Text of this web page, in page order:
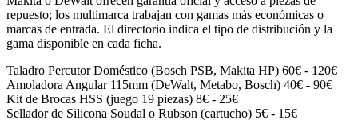
repuesto; los multimarca trabajan con gamas más económicas o
marcas de entrada. El directorio indica el tipo de distribución y la
gama disponible en cada ficha.
Taladro Percutor Doméstico (Bosch PSB, Makita HP) 60€ - 120€
Amoladora Angular 115mm (DeWalt, Metabo, Bosch) 40€ - 90€
Kit de Brocas HSS (juego 19 piezas) 8€ - 25€
Sellador de Silicona Soudal o Rubson (cartucho) 5€ - 15€